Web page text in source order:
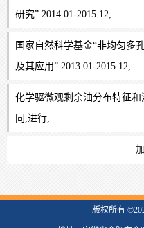
研究” 2014.01-2015.12,
国家自然科学基金“非均匀多
及其应用” 2013.01-2015.12,
化学驱微观剩余油分布特征
同,进行,
版权所有